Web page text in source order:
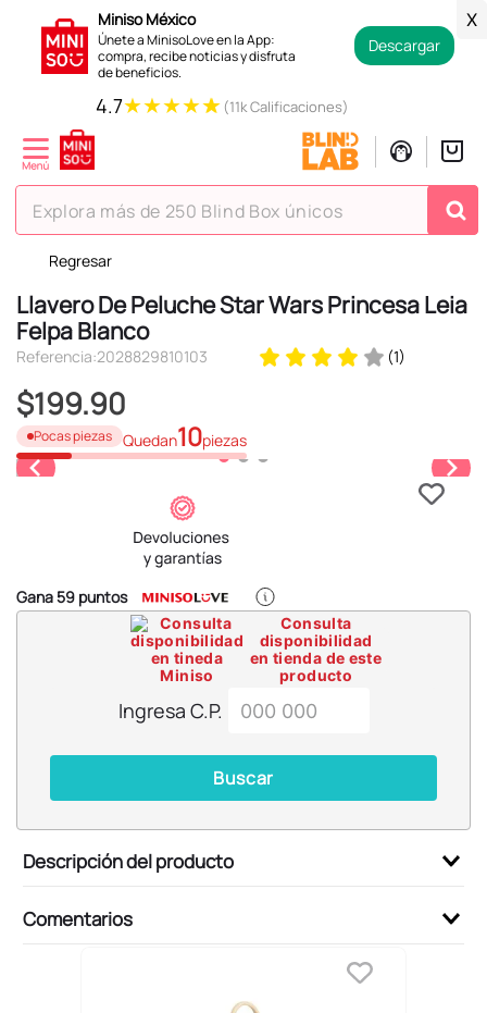
Miniso México
Únete a MinisoLove en la App:
compra, recibe noticias y disfruta
de beneficios.
Descargar
X
4.7★★★★★ (11k Calificaciones)
Explora más de 250 Blind Box únicos
Regresar
Llavero De Peluche Star Wars Princesa Leia
Felpa Blanco
Referencia:2028829810103 (1)
$199.90
Pocas piezas Quedan10piezas
Gana59 puntos
Consulta
disponibilidad
en tienda de este
producto
Ingresa C.P.
Buscar
Descripción del producto
Comentarios
TÉRMINOS MÁS BUSCADOS
1.
hello kitty
2.
spiderman
4
osito cariñosito
5.
llaveros
9.
chiikawas
cosmetiquera